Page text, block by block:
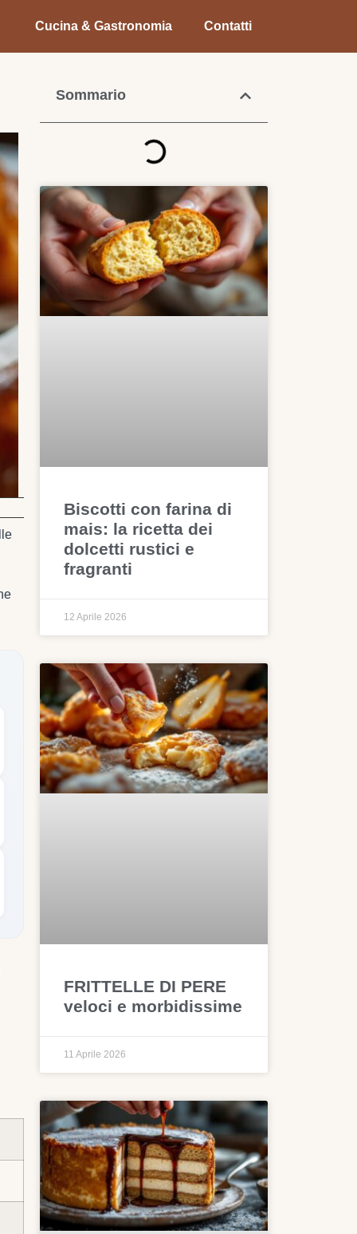
Cucina & Gastronomia Contatti
Sommario
Biscotti con farina di
mais: la ricetta dei
dolcetti rustici e
fragranti
12 Aprile 2026
FRITTELLE DI PERE
veloci e morbidissime
11 Aprile 2026